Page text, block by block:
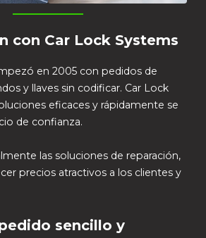
con Car Lock Systems
en 2005 con pedidos de
y llaves sin codificar. Car Lock
eficaces y rápidamente se
de confianza.
las soluciones de reparación,
precios atractivos a los clientes y
sencillo y